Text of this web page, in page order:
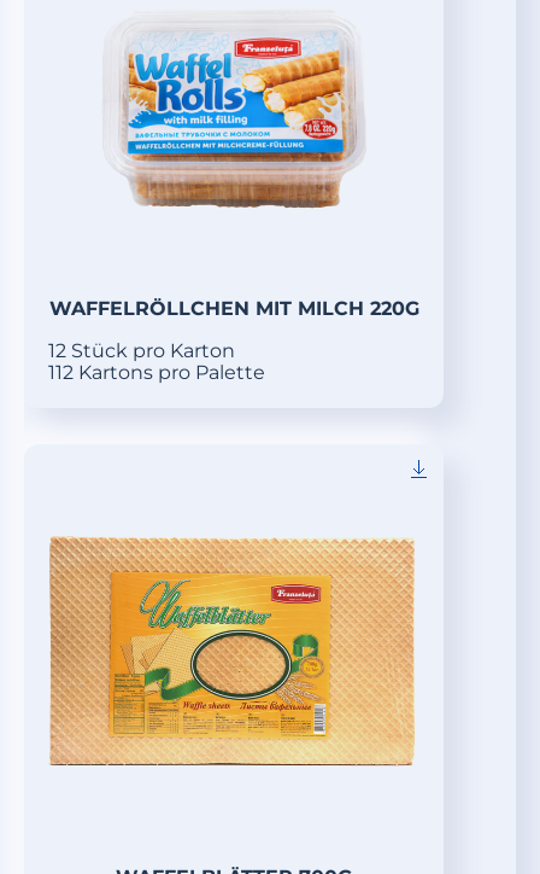
WAFFELRÖLLCHEN MIT MILCH 220G
12 Stück pro Karton
112 Kartons pro Palette